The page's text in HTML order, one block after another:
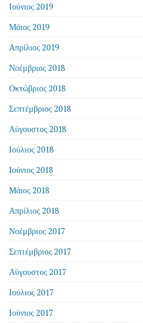
Ιούνιος 2019
Μάιος 2019
Απρίλιος 2019
Νοέμβριος 2018
Οκτώβριος 2018
Σεπτέμβριος 2018
Αύγουστος 2018
Ιούλιος 2018
Ιούνιος 2018
Μάιος 2018
Απρίλιος 2018
Νοέμβριος 2017
Σεπτέμβριος 2017
Αύγουστος 2017
Ιούλιος 2017
Ιούνιος 2017